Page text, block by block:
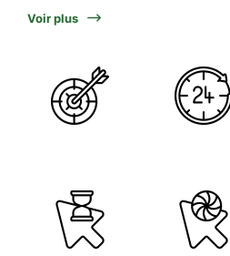
Voir plus